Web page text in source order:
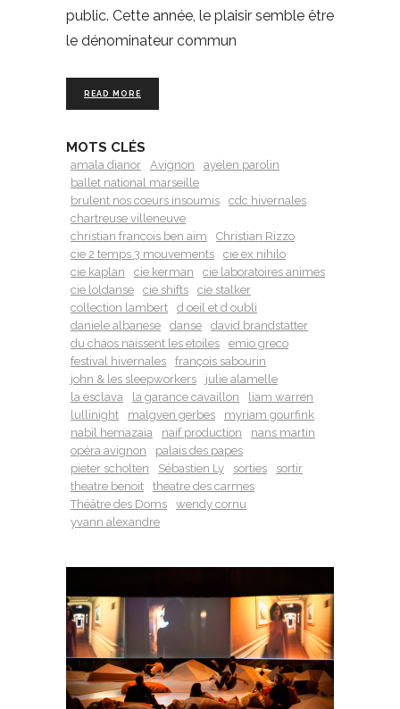
public. Cette année, le plaisir semble être
le dénominateur commun
READ MORE
MOTS CLÉS
amala dianor Avignon
ayelen parolin
ballet national marseille
brulent nos cœurs insoumis
cdc hivernales
chartreuse villeneuve
christian francois ben aim
Christian Rizzo
cie 2 temps 3 mouvements
cie ex nihilo
cie kaplan
cie kerman
cie laboratoires animes
cie loldanse
cie shifts
cie stalker
collection lambert
d oeil et d oubli
daniele albanese
danse
david brandstatter
du chaos naissent les etoiles
emio greco
festival hivernales
françois sabourin
john & les sleepworkers
julie alamelle
la esclava
la garance cavaillon
liam warren
lullinight
malgven gerbes
myriam gourfink
nabil hemazaia
naif production
nans martin
opéra avignon
palais des papes
pieter scholten
Sébastien Ly sorties
sortir
theatre benoit
theatre des carmes
Théâtre des Doms
wendy cornu
yvann alexandre